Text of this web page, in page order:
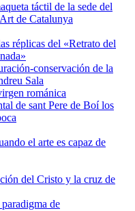
táctil de la sede del
de Catalunya
réplicas del «Retrato del
conservación de la
Sala
románica
de sant Pere de Boí los
el arte es capaz de
del Cristo y la cruz de
de